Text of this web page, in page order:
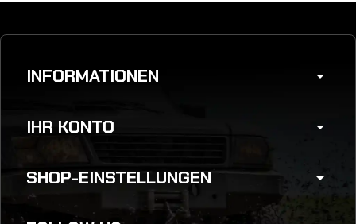
INFORMATIONEN arrow_drop_down
IHR KONTO arrow_drop_down
SHOP-EINSTELLUNGEN arrow_drop_down